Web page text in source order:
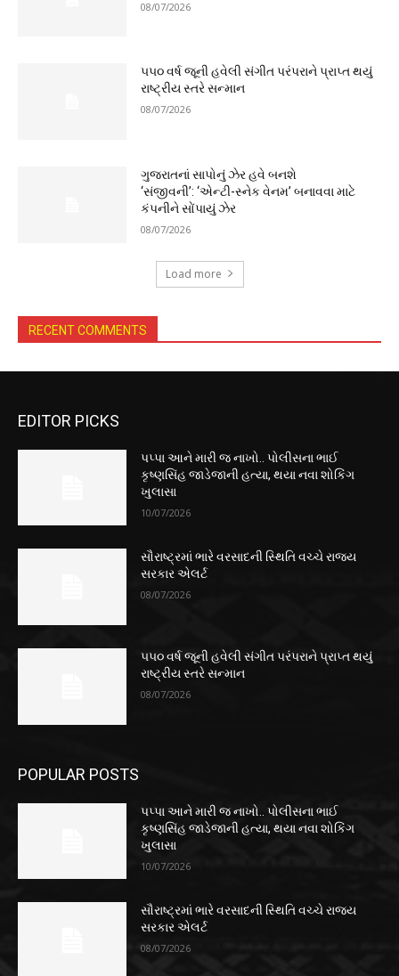
08/07/2026
૫૫૦ વર્ષ જૂની હવેલી સંગીત પરંપરાને પ્રાપ્ત થયું
રાષ્ટ્રીય સ્તરે સન્માન
08/07/2026
ગુજરાતનાં સાપોનું ઝેર હવે બનશે
‘સંજીવની’: ‘એન્ટી-સ્નેક વેનમ’ બનાવવા માટે
કંપનીને સોંપાયું ઝેર
08/07/2026
Load more
RECENT COMMENTS
EDITOR PICKS
પપ્પા આને મારી જ નાખો.. પોલીસના ભાઈ
કૃષ્ણસિંહ જાડેજાની હત્યા, થયા નવા શોકિંગ
ખુલાસા
10/07/2026
સૌરાષ્ટ્રમાં ભારે વરસાદની સ્થિતિ વચ્ચે રાજ્ય
સરકાર એલર્ટ
08/07/2026
૫૫૦ વર્ષ જૂની હવેલી સંગીત પરંપરાને પ્રાપ્ત થયું
રાષ્ટ્રીય સ્તરે સન્માન
08/07/2026
POPULAR POSTS
પપ્પા આને મારી જ નાખો.. પોલીસના ભાઈ
કૃષ્ણસિંહ જાડેજાની હત્યા, થયા નવા શોકિંગ
ખુલાસા
10/07/2026
સૌરાષ્ટ્રમાં ભારે વરસાદની સ્થિતિ વચ્ચે રાજ્ય
સરકાર એલર્ટ
08/07/2026